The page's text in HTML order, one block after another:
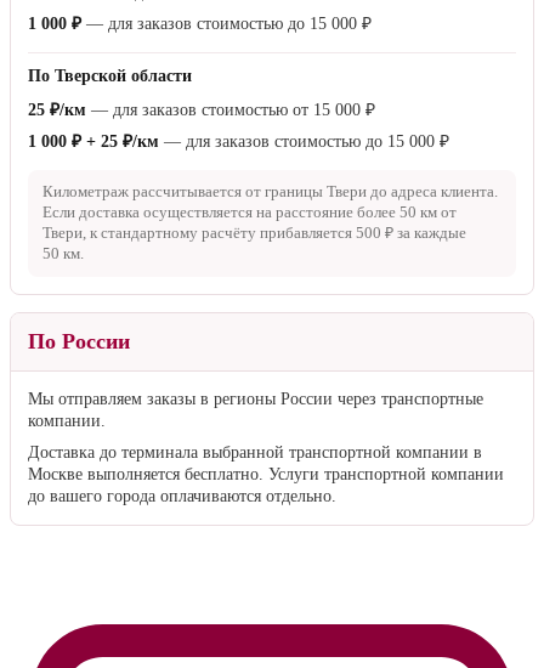
1 000 ₽— для заказов стоимостью до 15 000 ₽
По Тверской области
25 ₽/км — для заказов стоимостью от 15 000 ₽
1 000 ₽ + 25 ₽/км — для заказов стоимостью до 15 000 ₽
Километраж рассчитывается от границы Твери до адреса клиента.
Если доставка осуществляется на расстояние более 50 км от
Твери, к стандартному расчёту прибавляется 500 ₽ за каждые
50 км.
По России
Мы отправляем заказы в регионы России через транспортные
компании.
Доставка до терминала выбранной транспортной компании в
Москве выполняется бесплатно. Услуги транспортной компании
до вашего города оплачиваются отдельно.